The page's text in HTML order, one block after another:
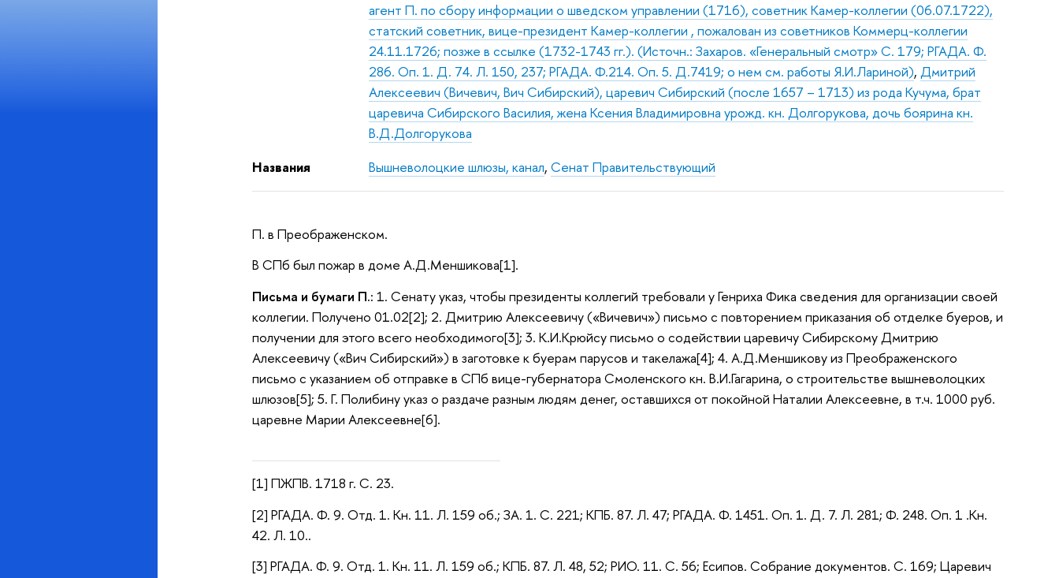
агент П. по сбору информации о шведском управлении (1716), советник Камер-коллегии (06.07.1722),
статский советник, вице-президент Камер-коллегии , пожалован из советников Коммерц-коллегии
24.11.1726; позже в ссылке (1732-1743 гг.). (Источн.: Захаров. «Генеральный смотр» С. 179; РГАДА. Ф.
286. Оп. 1. Д. 74. Л. 150, 237; РГАДА. Ф.214. Оп. 5. Д.7419; о нем см. работы Я.И.Лариной),Дмитрий
Алексеевич (Вичевич, Вич Сибирский), царевич Сибирский (после 1657 – 1713) из рода Кучума, брат
царевича Сибирского Василия, жена Ксения Владимировна урожд. кн. Долгорукова, дочь боярина кн.
В.Д.Долгорукова
Названия
Вышневолоцкие шлюзы, канал,Сенат Правительствующий
П. в Преображенском.
В СПб был пожар в доме А.Д.Меншикова[1].
Письма и бумаги П.: 1. Сенату указ, чтобы президенты коллегий требовали у Генриха Фика сведения для организации своей
коллегии. Получено 01.02[2]; 2. Дмитрию Алексеевичу («Вичевич») письмо с повторением приказания об отделке буеров, и
получении для этого всего необходимого[3]; 3. К.И.Крюйсу письмо о содействии царевичу Сибирскому Дмитрию
Алексеевичу («Вич Сибирский») в заготовке к буерам парусов и такелажа[4]; 4. А.Д.Меншикову из Преображенского
письмо с указанием об отправке в СПб вице-губернатора Смоленского кн. В.И.Гагарина, о строительстве вышневолоцких
шлюзов[5]; 5. Г. Полибину указ о раздаче разным людям денег, оставшихся от покойной Наталии Алексеевне, в т.ч. 1000 руб.
царевне Марии Алексеевне[6].
[1] ПЖПВ. 1718 г. С. 23.
[2] РГАДА. Ф. 9. Отд. 1. Кн. 11. Л. 159 об.; ЗА. 1. С. 221; КПБ. 87. Л. 47; РГАДА. Ф. 1451. Оп. 1. Д. 7. Л. 281; Ф. 248. Оп. 1 .Кн.
42. Л. 10..
[3] РГАДА. Ф. 9. Отд. 1. Кн. 11. Л. 159 об.; КПБ. 87. Л. 48, 52; РИО. 11. С. 56; Есипов. Собрание документов. С. 169; Царевич